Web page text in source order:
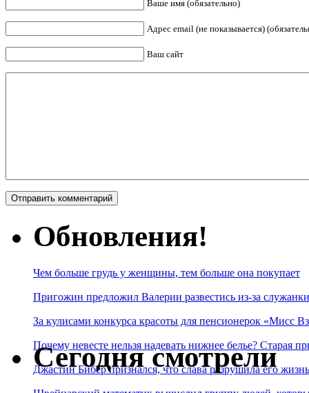
Ваше имя (обязательно)
Адрес email (не показывается)
Ваш сайт
Обновления!
Чем больше грудь у женщины, тем больше она покупает
Пригожин предложил Валерии развестись из-за
За кулисами конкурса красоты для пенсионерок «Мисс
Почему невесте нельзя надевать нижнее белье? Старая
Джастин Бибер признался, что слава разрушила его
Сегодня смотрели